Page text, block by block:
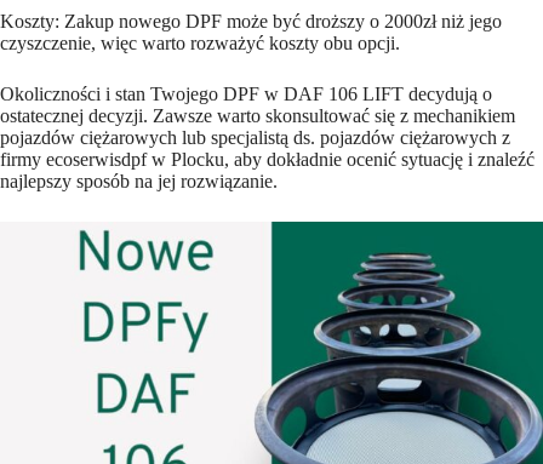
Koszty: Zakup nowego DPF może być droższy o 2000zł niż jego
czyszczenie, więc warto rozważyć koszty obu opcji.
Okoliczności i stan Twojego DPF w DAF 106 LIFT decydują o
ostatecznej decyzji. Zawsze warto skonsultować się z mechanikiem
pojazdów ciężarowych lub specjalistą ds. pojazdów ciężarowych z
firmy ecoserwisdpf w Plocku, aby dokładnie ocenić sytuację i znaleźć
najlepszy sposób na jej rozwiązanie.